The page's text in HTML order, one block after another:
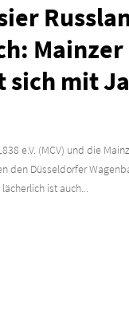
mit
e.V. (MCV) und die
den Düsseldorfer
ist auch...